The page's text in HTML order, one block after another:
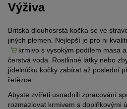
Výživa
Britská dlouhosrstá kočka se ve
jiných plemen. Nejlepší je pro ni
krmivo s vysokým podílem masa
čerstvá voda. Rostlinné látky nebo
jídelníčku kočky zabírat až poslední
řetězce.
Abyste zvířeti usnadnili zpracování
rozmazlovat krmivem s doplňkovými